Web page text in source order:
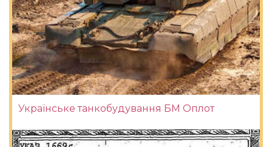
Українське танкобудування БМ Оплот